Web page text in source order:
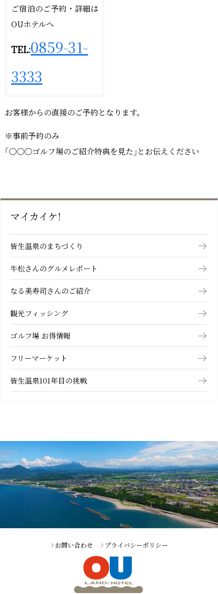
ご宿泊のご予約・詳細は
OUホテルへ
TEL:0859-31-
3333
お客様からの直接のご予約となります。
※事前予約のみ
｢〇〇〇ゴルフ場のご紹介特典を見た｣とお伝えください
マイカイケ!
皆生温泉のまちづくり
牛松さんのグルメレポート
なる美寿司さんのご紹介
観光フィッシング
ゴルフ場 お得情報
フリーマーケット
皆生温泉101年目の挑戦
お問い合わせ プライバシーポリシー